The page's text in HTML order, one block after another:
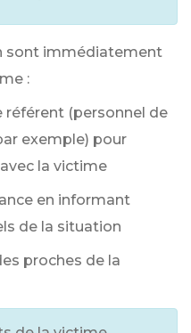
sont immédiatement
:
référent (personnel de
exemple) pour
la victime
en informant
de la situation
proches de la